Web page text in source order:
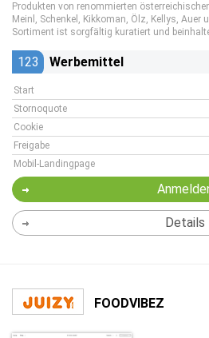
Produkten von renommierten
Meinl, Schenkel, Kikkoman, Ölz, Kellys, Auer
Sortiment ist sorgfältig kuratiert und
123 Werbemittel
Start
Stornoquote
Cookie
Freigabe
Mobil-Landingpage
Details
FOODVIBEZ